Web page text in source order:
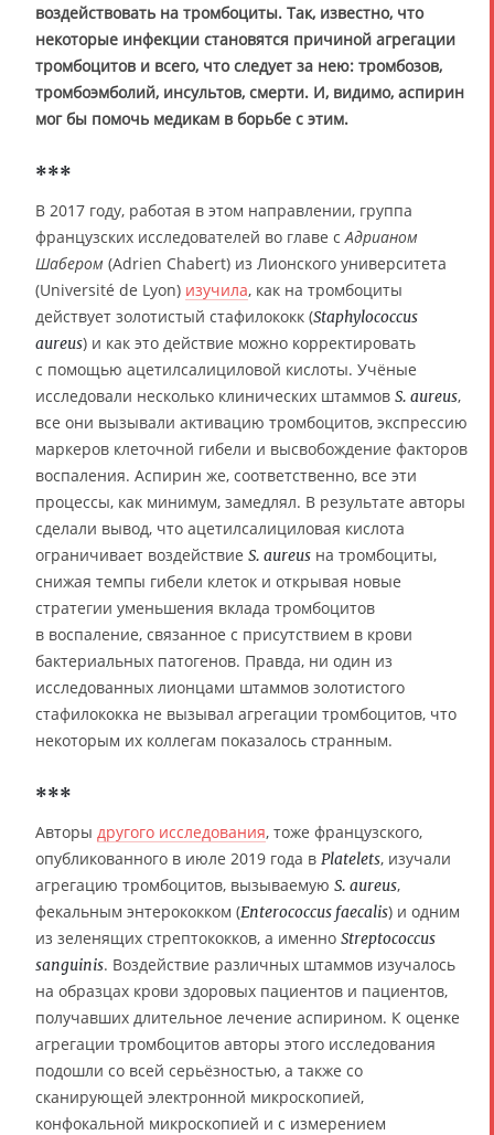
воздействовать на тромбоциты. Так, известно, что
некоторые инфекции становятся причиной агрегации
тромбоцитов и всего, что следует за нею: тромбозов,
тромбоэмболий, инсультов, смерти. И, видимо, аспирин
мог бы помочь медикам в борьбе с этим.
***
В 2017 году, работая в этом направлении, группа
французских исследователей во главе с Адрианом
Шабером (Adrien Chabert) из Лионского университета
(Université de Lyon) изучила, как на тромбоциты
действует золотистый стафилококк (Staphylococcus
aureus) и как это действие можно корректировать
с помощью ацетилсалициловой кислоты. Учёные
исследовали несколько клинических штаммов S. aureus,
все они вызывали активацию тромбоцитов, экспрессию
маркеров клеточной гибели и высвобождение факторов
воспаления. Аспирин же, соответственно, все эти
процессы, как минимум, замедлял. В результате авторы
сделали вывод, что ацетилсалициловая кислота
ограничивает воздействие S. aureus на тромбоциты,
снижая темпы гибели клеток и открывая новые
стратегии уменьшения вклада тромбоцитов
в воспаление, связанное с присутствием в крови
бактериальных патогенов. Правда, ни один из
исследованных лионцами штаммов золотистого
стафилококка не вызывал агрегации тромбоцитов, что
некоторым их коллегам показалось странным.
***
Авторы другого исследования, тоже французского,
опубликованного в июле 2019 года в Platelets, изучали
агрегацию тромбоцитов, вызываемую S. aureus,
фекальным энтерококком (Enterococcus faecalis) и одним
из зеленящих стрептококков, а именно Streptococcus
sanguinis. Воздействие различных штаммов изучалось
на образцах крови здоровых пациентов и пациентов,
получавших длительное лечение аспирином. К оценке
агрегации тромбоцитов авторы этого исследования
подошли со всей серьёзностью, а также со
сканирующей электронной микроскопией,
конфокальной микроскопией и с измерением